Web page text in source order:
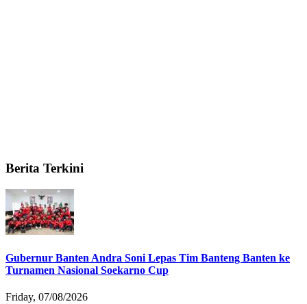
Berita Terkini
Gubernur Banten Andra Soni Lepas Tim Banteng Banten ke
Turnamen Nasional Soekarno Cup
Friday, 07/08/2026